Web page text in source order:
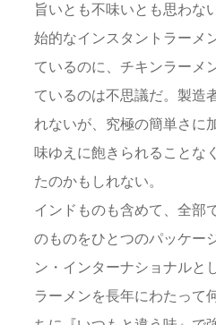
旨いとも不味いとも思わな
始的なインスタントラーメ
ているのに、チキンラーメ
ているのは不思議だ。製造
れないが、究極の簡単さに
味ゆえに飽きられることな
たのかもしれない。
インドものも含めて、全部
のものをひとつのパッケー
ン・インターナショナルと
ラーメンを長年にわたって